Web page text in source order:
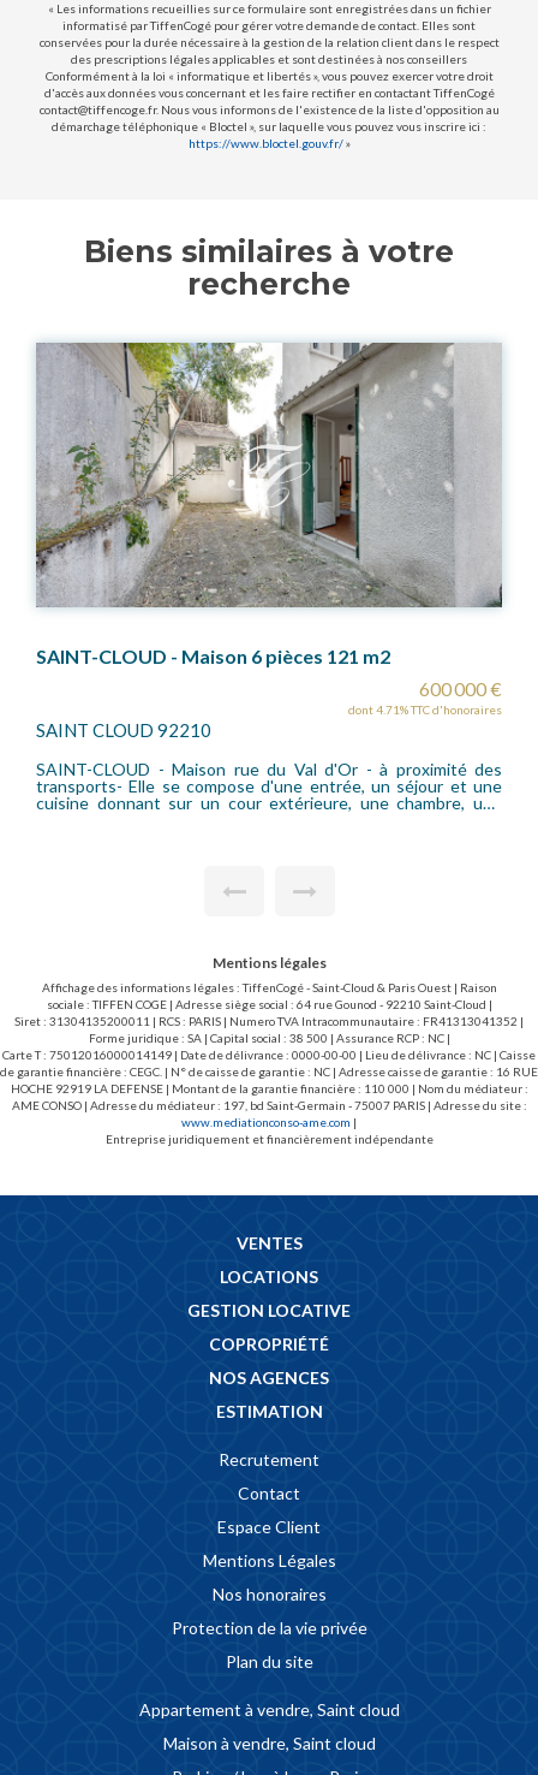
« Les informations recueillies sur ce formulaire sont enregistrées dans un fichier
informatisé par TiffenCogé pour gérer votre demande de contact. Elles sont
conservées pour la durée nécessaire à la gestion de la relation client dans le respect
des prescriptions légales applicables et sont destinées à nos conseillers
Conformément à la loi « informatique et libertés », vous pouvez exercer votre droit
d'accès aux données vous concernant et les faire rectifier en contactant TiffenCogé
contact@tiffencoge.fr. Nous vous informons de l'existence de la liste d'opposition au
démarchage téléphonique « Bloctel », sur laquelle vous pouvez vous inscrire ici :
https://www.bloctel.gouv.fr/»
Biens similaires à votre
recherche
- Maison 6 pièces 121 m2
dont 4.71% TTC d'honoraires
92210
- Maison rue du Val d'Or - à proximité des
se compose d'une entrée, un séjour et une
sur un cour extérieure, une chambre, une
Accès par une allée permettant un
GARCHES -
Charmante
entourée d'une
compose au rez
Mentions légales
Affichage des informations légales : TiffenCogé - Saint-Cloud & Paris Ouest | Raison
sociale : TIFFEN COGE | Adresse siège social : 64 rue Gounod - 92210 Saint-Cloud |
Siret : 31304135200011 | RCS : PARIS | Numero TVA Intracommunautaire : FR41313041352 |
Forme juridique : SA | Capital social : 38 500 | Assurance RCP : NC |
Carte T : 75012016000014149 | Date de délivrance : 0000-00-00 | Lieu de délivrance : NC | Caisse
de garantie financière : CEGC. | N° de caisse de garantie : NC | Adresse caisse de garantie : 16 RUE
HOCHE 92919 LA DEFENSE | Montant de la garantie financière : 110 000 | Nom du médiateur :
AME CONSO | Adresse du médiateur : 197, bd Saint-Germain - 75007 PARIS | Adresse du site :
www.mediationconso-ame.com |
Entreprise juridiquement et financièrement indépendante
VENTES
LOCATIONS
GESTION LOCATIVE
COPROPRIÉTÉ
NOS AGENCES
ESTIMATION
Recrutement
Contact
Espace Client
Mentions Légales
Nos honoraires
Protection de la vie privée
Plan du site
Appartement à vendre, Saint cloud
Maison à vendre, Saint cloud